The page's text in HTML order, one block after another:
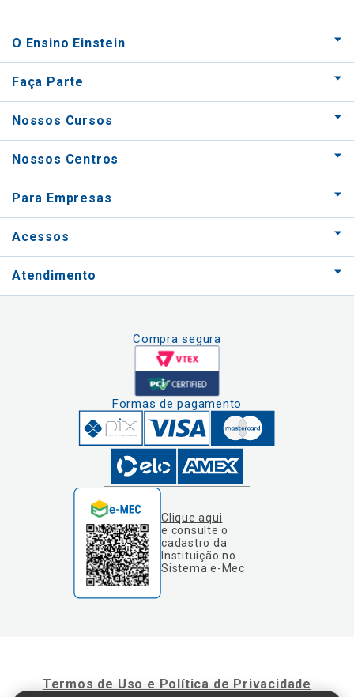
O Ensino Einstein
Faça Parte
Nossos Cursos
Nossos Centros
Para Empresas
Acessos
Atendimento
Compra segura
Formas de pagamento
Clique aqui
e consulte o
cadastro da
Instituição no
Sistema e-Mec
Termos de Uso e Política de Privacidade